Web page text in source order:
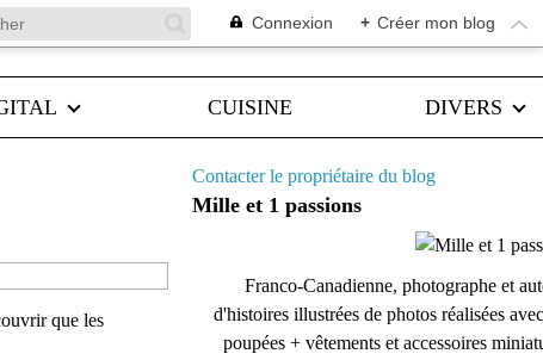
Connexion + Créer mon blog
CUISINE DIVERS
que les
Contacter le propriétaire du blog
Mille et 1 passions
Franco-Canadienne, photographe et
d'histoires illustrées de photos réalisées
poupées + vêtements et accessoires